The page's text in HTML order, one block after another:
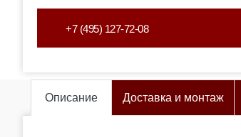
+7 (495) 127-72-08
Описание Доставка и монтаж